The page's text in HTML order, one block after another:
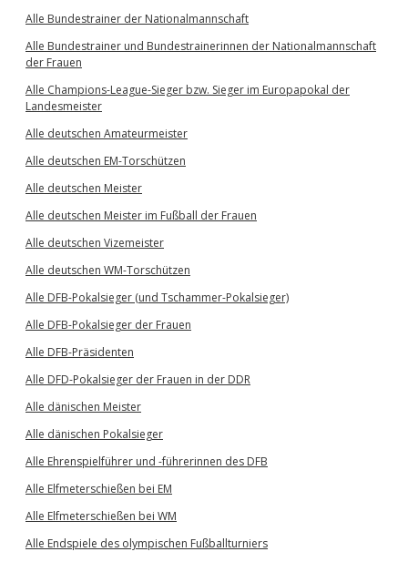
Alle Bundestrainer der Nationalmannschaft
Alle Bundestrainer und Bundestrainerinnen der Nationalmannschaft
der Frauen
Alle Champions-League-Sieger bzw. Sieger im Europapokal der
Landesmeister
Alle deutschen Amateurmeister
Alle deutschen EM-Torschützen
Alle deutschen Meister
Alle deutschen Meister im Fußball der Frauen
Alle deutschen Vizemeister
Alle deutschen WM-Torschützen
Alle DFB-Pokalsieger (und Tschammer-Pokalsieger)
Alle DFB-Pokalsieger der Frauen
Alle DFB-Präsidenten
Alle DFD-Pokalsieger der Frauen in der DDR
Alle dänischen Meister
Alle dänischen Pokalsieger
Alle Ehrenspielführer und -führerinnen des DFB
Alle Elfmeterschießen bei EM
Alle Elfmeterschießen bei WM
Alle Endspiele des olympischen Fußballturniers